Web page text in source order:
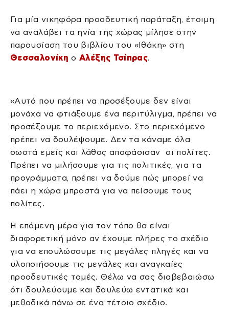
Για μία νικηφόρα προοδευτική παράταξη, έτοιμη
να αναλάβει τα ηνία της χώρας μίλησε στην
παρουσίαση του βιβλίου του «Ιθάκη» στη
Θεσσαλονίκη οΑλέξης Τσίπρας.
«Αυτό που πρέπει να προσέξουμε δεν είναι
μονάχα να φτιάξουμε ένα περιτύλιγμα, πρέπει να
προσέξουμε το περιεχόμενο. Στο περιεχόμενο
πρέπει να δουλέψουμε. Δεν τα κάναμε όλα
σωστά εμείς και λάθος αποφάσισαν οι πολίτες.
Πρέπει να μιλήσουμε για τις πολιτικές, για τα
προγράμματα, πρέπει να δούμε πώς μπορεί να
πάει η χώρα μπροστά για να πείσουμε τους
πολίτες.
Η επόμενη μέρα για τον τόπο θα είναι
διαφορετική μόνο αν έχουμε πλήρες το σχέδιο
για να επουλώσουμε τις μεγάλες πληγές και να
υλοποιήσουμε τις μεγάλες και αναγκαίες
προοδευτικές τομές. Θέλω να σας διαβεβαιώσω
ότι δουλεύουμε και δουλεύω εντατικά και
μεθοδικά πάνω σε ένα τέτοιο σχέδιο.